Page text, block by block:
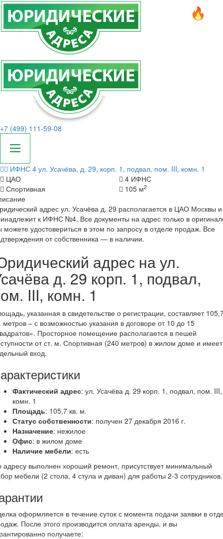
+7 (499) 111-59-08
ИФНС 4 ул. Усачёва, д. 29, корп. 1, подвал, пом. III, комн. 1
ЦАО
4 ИФНС
Спортивная
105 м2
адрес ул. Усачёва д. 29 располагается в ЦАО Москвы и
к ИФНС №4. Все документы на адрес только в
можете удостовериться в этом по запросу в отделе продаж. Все
от собственника — в наличии.
адрес на ул.
д. 29 корп. 1, подвал,
III, комн. 1
указанная в свидетельстве о регистрации, составляет
метров – с возможностью указания в договоре от 10 до 15
Просторное помещение располагается в пешей
от ст. м. Спортивная (240 метров) в жилом доме и имеет
вход.
Фактический адрес: ул. Усачёва д. 29 корп. 1, подвал, пом. III,
комн. 1
Площадь: 105,7 кв. м.
Статус собственности: получен 27 декабря 2016 г.
Назначение: нежилое
Офис: в жилом доме
Наличие мебели: есть
адресу выполнен хороший ремонт, присутствует минимальный
мебели (2 стола, 4 стула и диван) для работы 2-3 сотрудников.
оформляется в течение суток с момента подачи заявки в
После этого производится оплата аренды, и вы
получаете: